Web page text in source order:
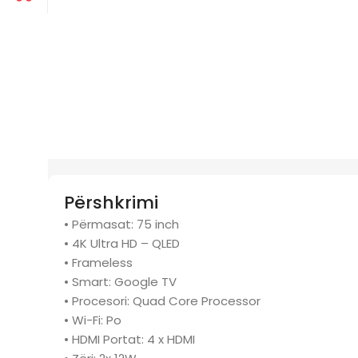
Përshkrimi
• Përmasat: 75 inch
• 4K Ultra HD – QLED
• Frameless
• Smart: Google TV
• Procesori: Quad Core Processor
• Wi-Fi: Po
• HDMI Portat: 4 x HDMI